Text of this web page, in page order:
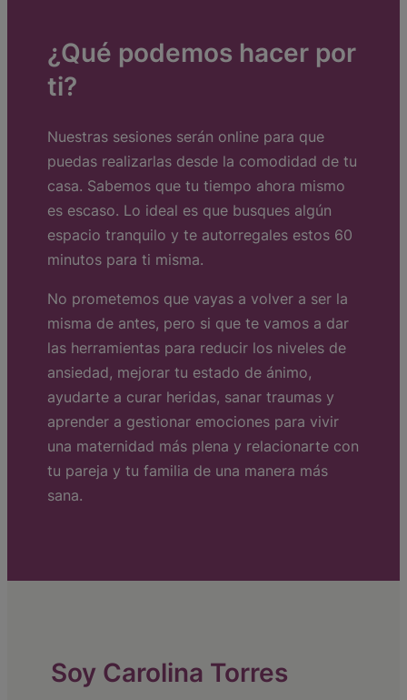
¿Qué podemos hacer por
ti?
Nuestras sesiones serán online para que
puedas realizarlas desde la comodidad de tu
casa. Sabemos que tu tiempo ahora mismo
es escaso. Lo ideal es que busques algún
espacio tranquilo y te autorregales estos 60
minutos para ti misma.
No prometemos que vayas a volver a ser la
misma de antes, pero si que te vamos a dar
las herramientas para reducir los niveles de
ansiedad, mejorar tu estado de ánimo,
ayudarte a curar heridas, sanar traumas y
aprender a gestionar emociones para vivir
una maternidad más plena y relacionarte con
tu pareja y tu familia de una manera más
sana.
Soy Carolina Torres